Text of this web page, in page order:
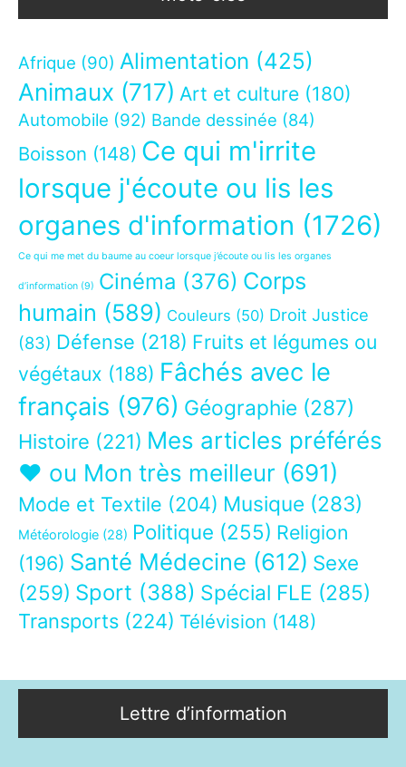
Afrique (90) Alimentation (425)
Animaux (717) Art et culture (180)
Automobile (92) Bande dessinée (84)
Boisson (148) Ce qui m'irrite
lorsque j'écoute ou lis les
organes d'information (1726)
Ce qui me met du baume au coeur lorsque j’écoute ou lis les organes
d’information (9) Cinéma (376) Corps
humain (589) Couleurs (50) Droit Justice
(83) Défense (218) Fruits et légumes ou
végétaux (188) Fâchés avec le
français (976) Géographie (287)
Histoire (221) Mes articles préférés
❤ ou Mon très meilleur (691)
Mode et Textile (204) Musique (283)
Météorologie (28) Politique (255) Religion
(196) Santé Médecine (612) Sexe
(259) Sport (388) Spécial FLE (285)
Transports (224) Télévision (148)
Lettre d’information